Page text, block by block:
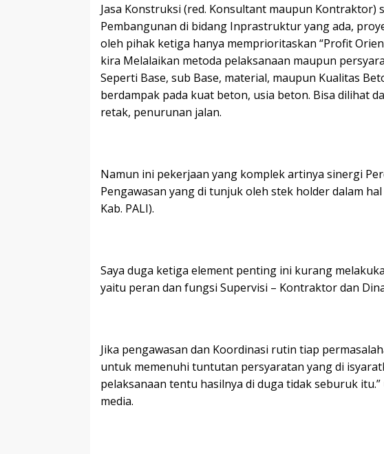
Jasa Konstruksi (red. Konsultant maupun Kontraktor)
Pembangunan di bidang Inprastruktur yang ada,
oleh pihak ketiga hanya memprioritaskan “Profit
kira Melalaikan metoda pelaksanaan maupun
Seperti Base, sub Base, material, maupun Kualitas
berdampak pada kuat beton, usia beton. Bisa dilihat
retak, penurunan jalan.
Namun ini pekerjaan yang komplek artinya sinergi
Pengawasan yang di tunjuk oleh stek holder dalam
Kab. PALI).
Saya duga ketiga element penting ini kurang
yaitu peran dan fungsi Supervisi – Kontraktor dan
Jika pengawasan dan Koordinasi rutin tiap
untuk memenuhi tuntutan persyaratan yang di
pelaksanaan tentu hasilnya di duga tidak seburuk
media.